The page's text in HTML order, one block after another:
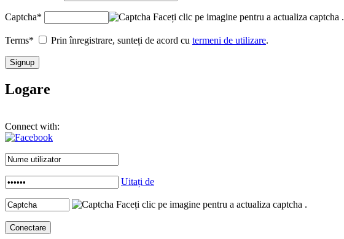
Captcha* Faceți clic pe imagine pentru a actualiza captcha .
Terms* Prin înregistrare, sunteți de acord cu termeni de utilizare.
Logare
Connect with:
Uitați de
Faceți clic pe imagine pentru a actualiza captcha .